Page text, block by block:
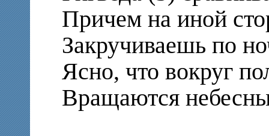
Причем на иной
Закручиваешь по
Ясно, что вокруг
Вращаются